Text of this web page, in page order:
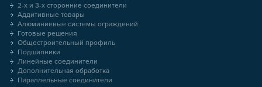
2-х и 3-х сторонние соединители
Аддитивные товары
Алюминиевые системы ограждений
Готовые решения
Общестроительный профиль
Подшипники
Линейные соединители
Дополнительная обработка
Параллельные соединители